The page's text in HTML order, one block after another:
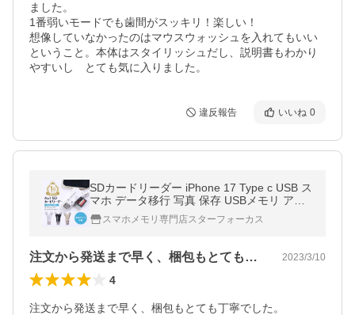
ました。
1番弱いモードでも歯間がスッキリ！楽しい！
想像していなかったのはマウスウォッシュを入れてもいい
ということ。本体はスタイリッシュだし、説明書もわかり
やすいし　とても気に入りました。
違反報告 いいね 0
SDカードリーダー iPhone 17 Type c USB ス
マホ データ移行 写真 保存 USBメモリ アプ
リ不要 バックアップ 4in1 高速 転送 Lightnin
g Android
スマホメモリ専門店スターフォーカス
注文から発送まで早く、梱包もとても丁寧… 2023/3/10
4
注文から発送まで早く、梱包もとても丁寧でした。